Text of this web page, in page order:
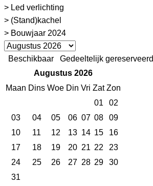
> Led verlichting
> (Stand)kachel
> Bouwjaar 2024
Beschikbaar Gedeeltelijk gereserveerd
Augustus 2026
Maan Dins Woe Din Vri Zat Zon
01
02
03
04 05 06 07 08
09
10
11 12 13 14 15
16
17
18 19 20 21 22
23
24
25 26 27 28 29
30
31